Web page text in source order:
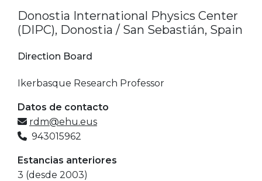
Donostia International Physics Center
(DIPC), Donostia / San Sebastián, Spain
Direction Board
Ikerbasque Research Professor
Datos de contacto
rdm@ehu.eus
943015962
Estancias anteriores
3 (desde 2003)